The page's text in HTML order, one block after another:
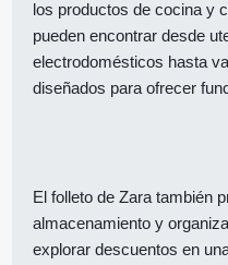
los productos de cocina y
pueden encontrar desde
electrodomésticos hasta
diseñados para ofrecer
El folleto de Zara también
almacenamiento y
explorar descuentos en